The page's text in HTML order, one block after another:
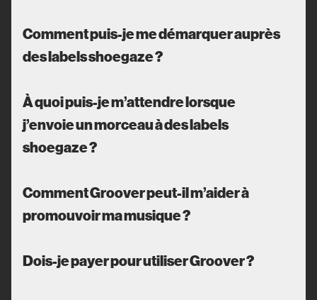
Comment puis-je me démarquer auprès
des labels shoegaze ?
À quoi puis-je m’attendre lorsque
j’envoie un morceau à des labels
shoegaze ?
Comment Groover peut-il m’aider à
promouvoir ma musique ?
Dois-je payer pour utiliser Groover ?